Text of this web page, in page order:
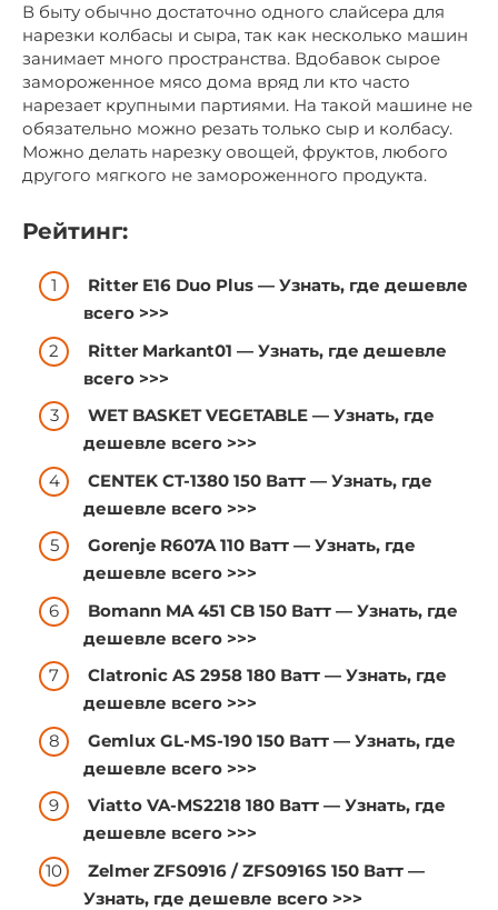
В быту обычно достаточно одного слайсера для
нарезки колбасы и сыра, так как несколько машин
занимает много пространства. Вдобавок сырое
замороженное мясо дома вряд ли кто часто
нарезает крупными партиями. На такой машине не
обязательно можно резать только сыр и колбасу.
Можно делать нарезку овощей, фруктов, любого
другого мягкого не замороженного продукта.
Рейтинг:
Ritter E16 Duo Plus — Узнать, где дешевле
всего >>>
Ritter Markant01 — Узнать, где дешевле
всего >>>
WET BASKET VEGETABLE — Узнать, где
дешевле всего >>>
CENTEK CT-1380 150 Ватт — Узнать, где
дешевле всего >>>
Gorenje R607A 110 Ватт — Узнать, где
дешевле всего >>>
Bomann MA 451 CB 150 Ватт — Узнать, где
дешевле всего >>>
Clatronic AS 2958 180 Ватт — Узнать, где
дешевле всего >>>
Gemlux GL-MS-190 150 Ватт — Узнать, где
дешевле всего >>>
Viatto VA-MS2218 180 Ватт — Узнать, где
дешевле всего >>>
Zelmer ZFS0916 / ZFS0916S 150 Ватт —
Узнать, где дешевле всего >>>